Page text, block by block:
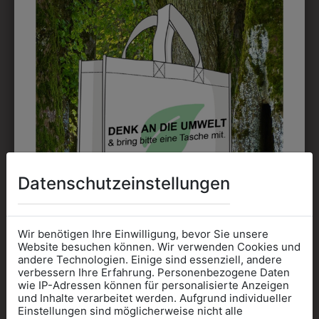
AUCH GEFALLEN
6BSW80194104
BISTROSCHÜRZE
80
EBENHOLZGRAU
6BSW80194205
BISTROSCHÜRZE
80 SCHWARZ
€ 39,90
Datenschutzeinstellungen
Wir benötigen Ihre Einwilligung, bevor Sie unsere
Website besuchen können. Wir verwenden Cookies und
andere Technologien. Einige sind essenziell, andere
verbessern Ihre Erfahrung. Personenbezogene Daten
wie IP-Adressen können für personalisierte Anzeigen
und Inhalte verarbeitet werden. Aufgrund individueller
Einstellungen sind möglicherweise nicht alle
Informationen wenn Sie